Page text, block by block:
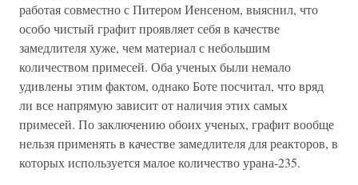
работая совместно с Питером Иенсеном, выяснил, что
особо чистый графит проявляет себя в качестве
замедлителя хуже, чем материал с небольшим
количеством примесей. Оба ученых были немало
удивлены этим фактом, однако Боте посчитал, что вряд
ли все напрямую зависит от наличия этих самых
примесей. По заключению обоих ученых, графит вообще
нельзя применять в качестве замедлителя для реакторов, в
которых используется малое количество урана-235.